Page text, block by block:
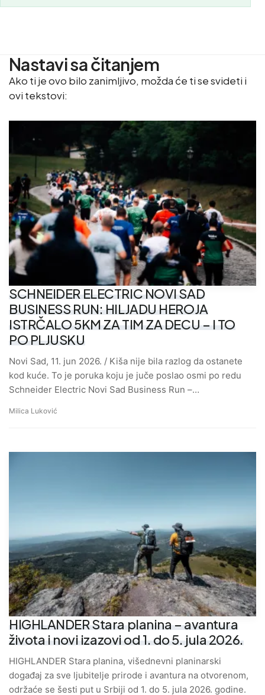
Nastavi sa čitanjem
Ako ti je ovo bilo zanimljivo, možda će ti se svideti i
ovi tekstovi:
SCHNEIDER ELECTRIC NOVI SAD
BUSINESS RUN: HILJADU HEROJA
ISTRČALO 5KM ZA TIM ZA DECU – I TO
PO PLJUSKU
Novi Sad, 11. jun 2026. / Kiša nije bila razlog da ostanete
kod kuće. To je poruka koju je juče poslao osmi po redu
Schneider Electric Novi Sad Business Run –…
Milica Luković
HIGHLANDER Stara planina – avantura
života i novi izazovi od 1. do 5. jula 2026.
HIGHLANDER Stara planina, višednevni planinarski
događaj za sve ljubitelje prirode i avantura na otvorenom,
održaće se šesti put u Srbiji od 1. do 5. jula 2026. godine.